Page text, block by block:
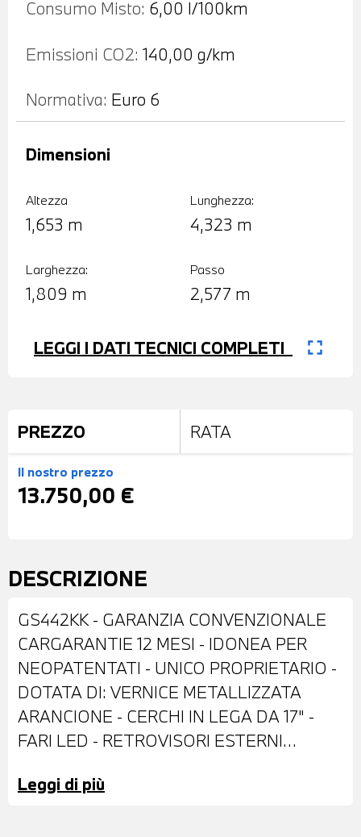
Consumo Misto: 6,00 l/100km
Emissioni CO2: 140,00 g/km
Normativa: Euro 6
Altezza
1,653 m
Lunghezza:
4,323 m
Dimensioni
Larghezza:
1,809 m
Passo
2,577 m
LEGGI I DATI TECNICI COMPLETI fullscreen
PREZZO RATA
Il nostro prezzo
13.750,00 €
DESCRIZIONE
GS442KK - GARANZIA CONVENZIONALE
CARGARANTIE 12 MESI - IDONEA PER
NEOPATENTATI - UNICO PROPRIETARIO -
DOTATA DI: VERNICE METALLIZZATA
ARANCIONE - CERCHI IN LEGA DA 17" -
FARI LED - RETROVISORI ESTERNI
PORTATUTTO SUL TETTO - VETRI
Leggi di più